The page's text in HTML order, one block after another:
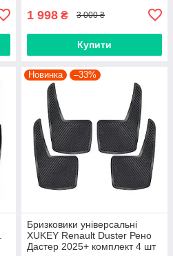
1 998 ₴ 3 000 ₴
Купити
Новинка –33%
Бризковики універсальні
XUKEY Renault Duster Рено
Дастер 2025+ комплект 4 шт